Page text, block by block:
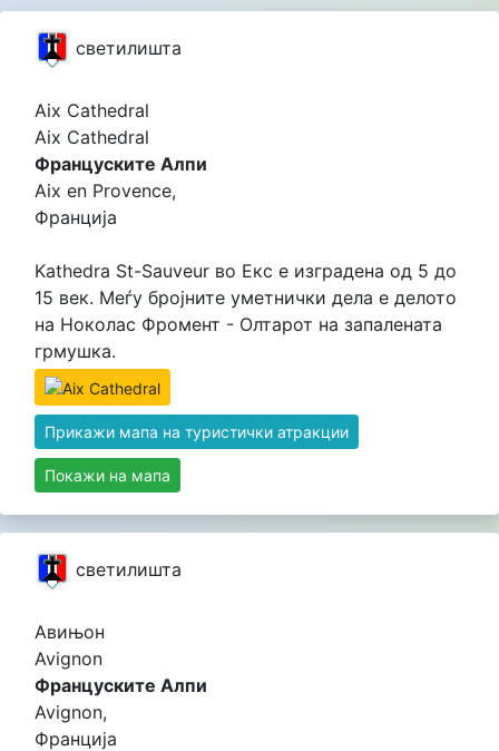
светилишта
Aix Cathedral
Aix Cathedral
Француските Алпи
Aix en Provence,
Франција
Kathedra St-Sauveur во Екс е изградена од 5 до
15 век. Меѓу бројните уметнички дела е делото
на Ноколас Фромент - Олтарот на запалената
грмушка.
Прикажи мапа на туристички атракции
Покажи на мапа
светилишта
Авињон
Avignon
Француските Алпи
Avignon,
Франција